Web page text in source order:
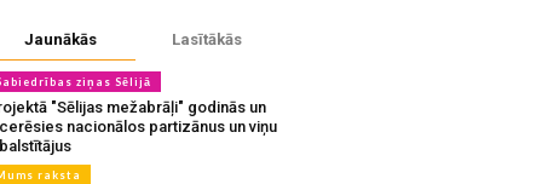
Jaunākās Lasītākās
ziņas Sēlijā
"Sēlijas mežabrāļi" godinās un
nacionālos partizānus un viņu
raksta